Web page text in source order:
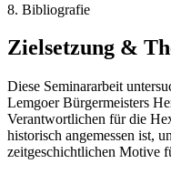
8. Bibliografie
Zielsetzung &
Diese Seminararbeit
Lemgoer Bürgermeisters
Verantwortlichen für die
historisch angemessen ist,
zeitgeschichtlichen Motive